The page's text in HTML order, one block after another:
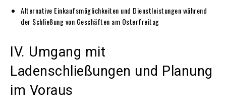
Alternative Einkaufsmöglichkeiten und Dienstleistungen während
der Schließung von Geschäften am Osterfreitag
IV. Umgang mit
Ladenschließungen und Planung
im Voraus